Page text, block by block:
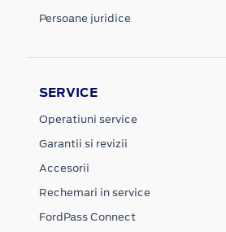
Persoane juridice
SERVICE
Operatiuni service
Garantii si revizii
Accesorii
Rechemari in service
FordPass Connect